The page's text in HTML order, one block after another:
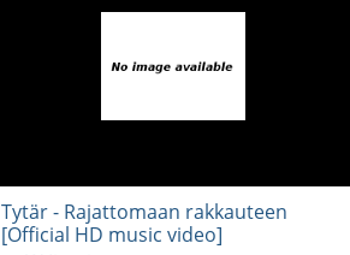
Tytär - Rajattomaan rakkauteen
[Official HD music video]